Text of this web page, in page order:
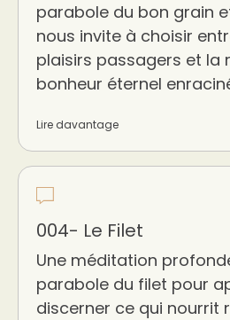
parabole du bon grain
nous invite à choisir
plaisirs passagers et la
bonheur éternel
Lire davantage
004- Le Filet
Une méditation
parabole du filet pour
discerner ce qui nourrit